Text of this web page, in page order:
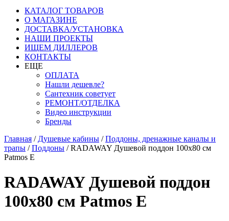
КАТАЛОГ ТОВАРОВ
О МАГАЗИНЕ
ДОСТАВКА/УСТАНОВКА
НАШИ ПРОЕКТЫ
ИЩЕМ ДИЛЛЕРОВ
КОНТАКТЫ
ЕЩЕ
ОПЛАТА
Нашли дешевле?
Сантехник советует
РЕМОНТ/ОТДЕЛКА
Видео инструкции
Бренды
Главная / Душевые кабины /Поддоны, дренажные каналы и
трапы /Поддоны /RADAWAY Душевой поддон 100х80 см
Patmos E
RADAWAY Душевой поддон
100х80 см Patmos E